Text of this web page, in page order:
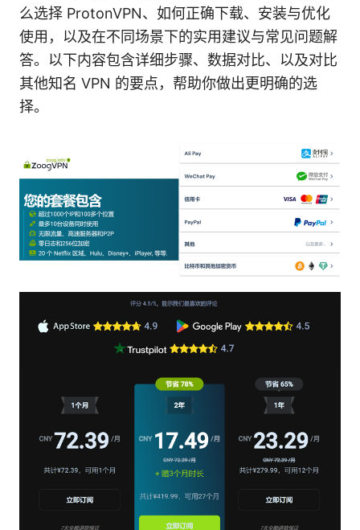
么选择 ProtonVPN、如何正确下载、安装与优化
使用，以及在不同场景下的实用建议与常见问题解
答。以下内容包含详细步骤、数据对比、以及对比
其他知名 VPN 的要点，帮助你做出更明确的选
择。